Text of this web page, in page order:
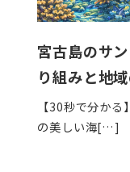
宮古島のサ
り組みと地
【30秒で分か
の美しい海[…]